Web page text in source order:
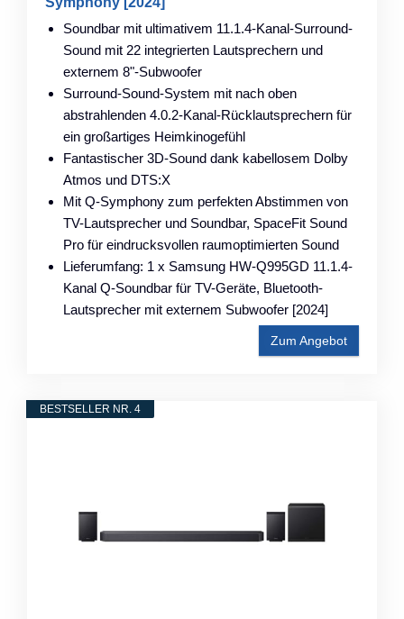
Soundbar mit ultimativem 11.1.4-Kanal-Surround-
Sound mit 22 integrierten Lautsprechern und
externem 8"-Subwoofer
Surround-Sound-System mit nach oben
abstrahlenden 4.0.2-Kanal-Rücklautsprechern für
ein großartiges Heimkinogefühl
Fantastischer 3D-Sound dank kabellosem Dolby
Atmos und DTS:X
Mit Q-Symphony zum perfekten Abstimmen von
TV-Lautsprecher und Soundbar, SpaceFit Sound
Pro für eindrucksvollen raumoptimierten Sound
Lieferumfang: 1 x Samsung HW-Q995GD 11.1.4-
Kanal Q-Soundbar für TV-Geräte, Bluetooth-
Lautsprecher mit externem Subwoofer [2024]
Zum Angebot
BESTSELLER NR. 4